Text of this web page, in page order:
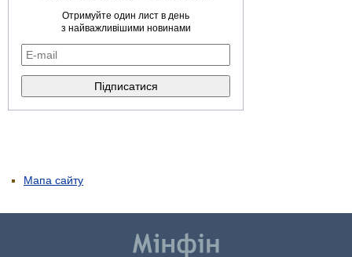
Отримуйте один лист в день
з найважливішими новинами
Мапа сайту